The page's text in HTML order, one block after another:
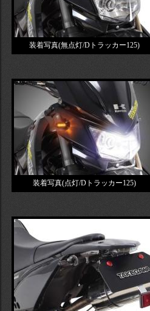
装着写真(無点灯/Dトラッカー125)
装着写真(点灯/Dトラッカー125)